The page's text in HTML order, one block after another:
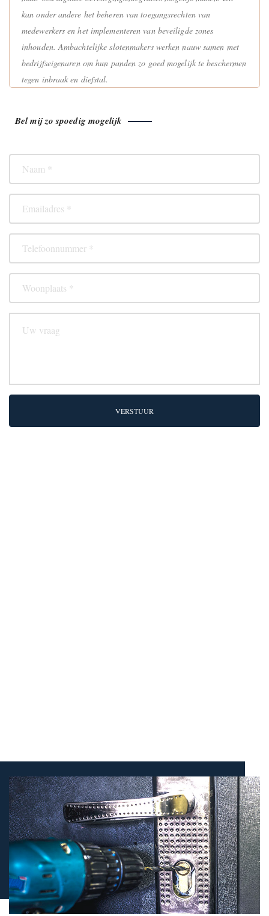
kan onder andere het beheren van toegangsrechten van
medewerkers en het implementeren van beveiligde zones
inhouden. Ambachtelijke slotenmakers werken nauw samen met
bedrijfseigenaren om hun panden zo goed mogelijk te beschermen
tegen inbraak en diefstal.
Bel mij zo spoedig mogelijk
VERSTUUR